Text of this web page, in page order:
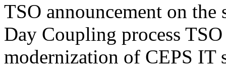
TSO announcement on
Day Coupling process
modernization of CEPS IT